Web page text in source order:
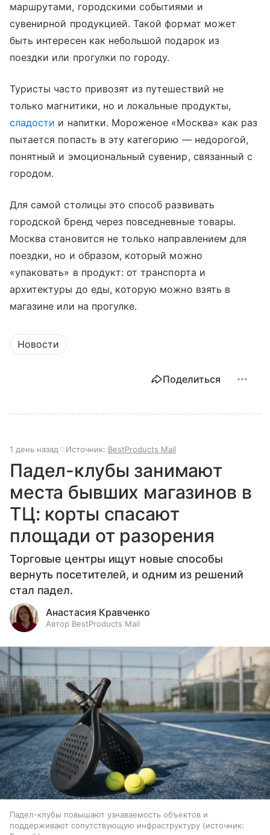
маршрутами, городскими событиями и
сувенирной продукцией. Такой формат может
быть интересен как небольшой подарок из
поездки или прогулки по городу.
Туристы часто привозят из путешествий не
только магнитики, но и локальные продукты,
сладости и напитки. Мороженое «Москва» как раз
пытается попасть в эту категорию — недорогой,
понятный и эмоциональный сувенир, связанный с
городом.
Для самой столицы это способ развивать
городской бренд через повседневные товары.
Москва становится не только направлением для
поездки, но и образом, который можно
«упаковать» в продукт: от транспорта и
архитектуры до еды, которую можно взять в
магазине или на прогулке.
Новости
Поделиться
1 день назад Источник: BestProducts Mail
Падел-клубы занимают
места бывших магазинов в
ТЦ: корты спасают
площади от разорения
Торговые центры ищут новые способы
вернуть посетителей, и одним из решений
стал падел.
Анастасия Кравченко
Автор BestProducts Mail
Падел-клубы повышают узнаваемость объектов и
поддерживают сопутствующую инфраструктуру
источник: